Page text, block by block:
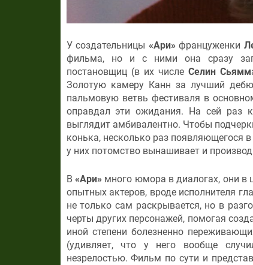
У создательницы «Ари» француженки
фильма, но и с ними она сразу
постановщиц (в их числеСелин Сьямм
Золотую камеру Канн за лучший
пальмовую ветвь фестиваля в
оправдал эти ожидания. На сей раз
выглядит амбивалентно. Чтобы
конька, несколько раз появляющегося
у них потомство вынашивает и
В «Ари» много юмора в диалогах, они в
опытных актеров, вроде исполнителя
не только сам раскрывается, но в
черты других персонажей, помогая
иной степени болезненно
(удивляет, что у него вообще
незрелостью. Фильм по сути и